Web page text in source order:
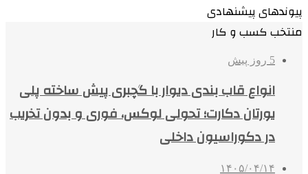
پیوندهای پیشنهادی
منتخب کسب و کار
5 روز پیش
انواع قاب بندی دیوار با گچبری پیش ساخته پلی
یورتان دکارت؛ تحولی لوکس، فوری و بدون تخریب
در دکوراسیون داخلی
۱۴۰۵/۰۴/۱۴